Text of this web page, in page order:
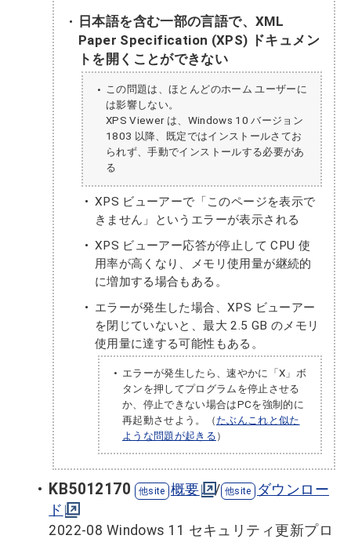
日本語を含む一部の言語で、XML
Paper Specification (XPS) ドキュメン
トを開くことができない
この問題は、ほとんどのホーム ユーザーに
は影響しない。
XPS Viewer は、Windows 10 バージョン
1803 以降、既定ではインストールさてお
られず、手動でインストールする必要があ
る
XPS ビューアーで「このページを表示で
きません」というエラーが表示される
XPS ビューアー応答が停止して CPU 使
用率が高くなり、メモリ使用量が継続的
に増加する場合もある。
エラーが発生した場合、XPS ビューアー
を閉じていないと、最大 2.5 GB のメモリ
使用量に達する可能性もある。
エラーが発生したら、速やかに「X」ボ
タンを押してプログラムを停止させる
か、停止できない場合はPCを強制的に
再起動させよう。（ たぶんこれと似た
ような問題が起きる ）
KB5012170 概要 /
ダウンロー
ド
2022-08 Windows 11 セキュリティ更新プロ